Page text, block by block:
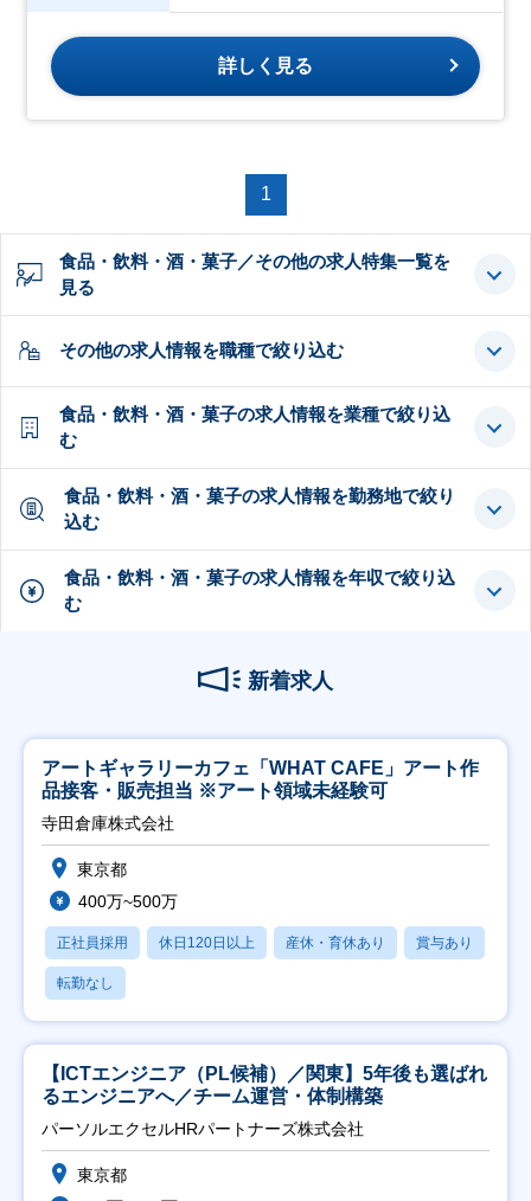
詳しく見る
1
食品・飲料・酒・菓子／その他の求人特集一覧を
見る
その他の求人情報を職種で絞り込む
食品・飲料・酒・菓子の求人情報を業種で絞り込
む
食品・飲料・酒・菓子の求人情報を勤務地で絞り
込む
食品・飲料・酒・菓子の求人情報を年収で絞り込
む
新着求人
アートギャラリーカフェ「WHAT CAFE」アート作
品接客・販売担当 ※アート領域未経験可
寺田倉庫株式会社
東京都
400万~500万
正社員採用 休日120日以上 産休・育休あり 賞与あり
転勤なし
【ICTエンジニア（PL候補）／関東】5年後も選ばれ
るエンジニアへ／チーム運営・体制構築
パーソルエクセルHRパートナーズ株式会社
東京都